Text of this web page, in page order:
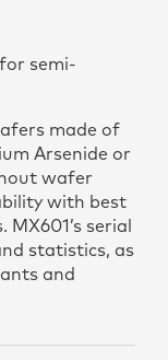
semi-
made of
Arsenide or
wafer
with best
serial
statistics, as
and